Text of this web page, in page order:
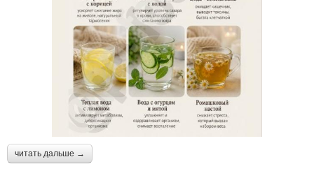
читать дальше →